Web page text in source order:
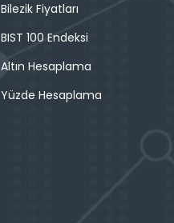
Bilezik Fiyatları
BIST 100 Endeksi
Altın Hesaplama
Yüzde Hesaplama